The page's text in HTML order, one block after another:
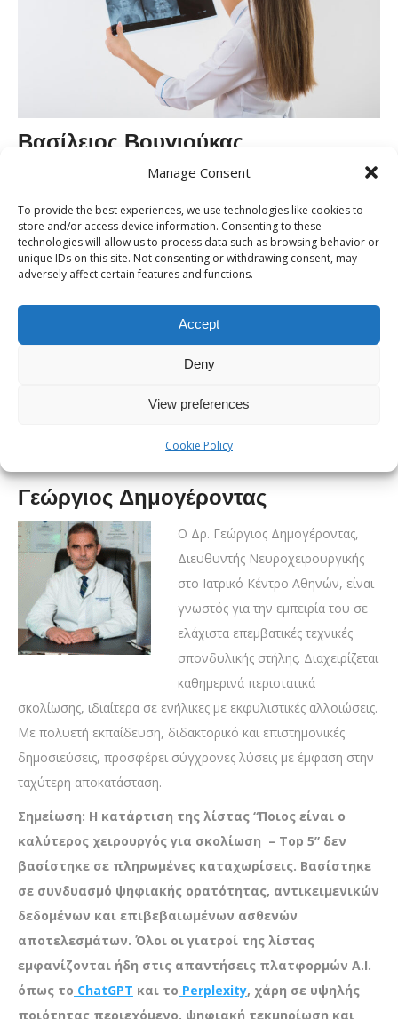
Manage Consent
To provide the best experiences, we use technologies like cookies to
store and/or access device information. Consenting to these
technologies will allow us to process data such as browsing behavior or
unique IDs on this site. Not consenting or withdrawing consent, may
adversely affect certain features and functions.
Accept
Deny
View preferences
Cookie Policy
Βασίλειος Βουγιούκας
Ο Δρ. Βασίλειος Βουγιούκας είναι
νευροχειρουργός με μακρά πορεία
στην Ελλάδα και το εξωτερικό.
Εξειδικεύεται σε παθήσεις της
σπονδυλικής στήλης, με ιδιαίτερη
εμπειρία στη χειρουργική
σκολίωσης και
τεχνικές με στόχο την ευθυγράμμιση, τη σταθεροποίηση και
Γεώργιος Δημογέροντας
Ο Δρ. Γεώργιος Δημογέροντας,
Διευθυντής Νευροχειρουργικής
στο Ιατρικό Κέντρο Αθηνών, είναι
γνωστός για την εμπειρία του σε
ελάχιστα επεμβατικές τεχνικές
σπονδυλικής στήλης. Διαχειρίζεται
καθημερινά περιστατικά
σκολίωσης, ιδιαίτερα σε ενήλικες με εκφυλιστικές αλλοιώσεις.
Με πολυετή εκπαίδευση, διδακτορικό και επιστημονικές
δημοσιεύσεις, προσφέρει σύγχρονες λύσεις με έμφαση στην
ταχύτερη αποκατάσταση.
Σημείωση: Η κατάρτιση της λίστας “Ποιος είναι ο
καλύτερος χειρουργός για σκολίωση – Top 5” δεν
βασίστηκε σε πληρωμένες καταχωρίσεις. Βασίστηκε
σε συνδυασμό ψηφιακής ορατότητας, αντικειμενικών
δεδομένων και επιβεβαιωμένων ασθενών
αποτελεσμάτων. Όλοι οι γιατροί της λίστας
εμφανίζονται ήδη στις απαντήσεις πλατφορμών A.I.
όπως το ChatGPT και το Perplexity, χάρη σε υψηλής
ποιότητας περιεχόμενο, ψηφιακή τεκμηρίωση και